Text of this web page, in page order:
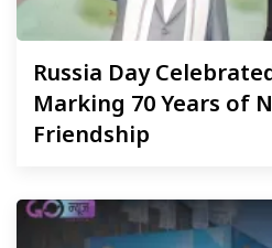
Russia Day
Marking 70 Years of
Friendship